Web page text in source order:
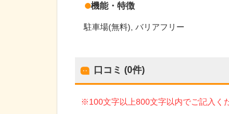
機能・特徴
駐車場(無料) バリアフリー
口コミ (0件)
※100文字以上800文字以内でご記入く